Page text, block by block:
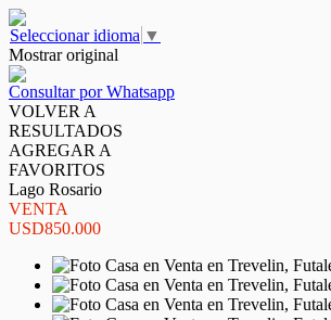
Seleccionar idioma ▼
Mostrar original
Consultar por Whatsapp
VOLVER A
RESULTADOS
AGREGAR A
FAVORITOS
Lago Rosario
VENTA
USD850.000